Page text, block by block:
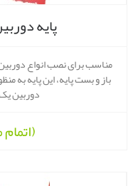
پایه دوربین
مناسب برای نصب انواع
باز و بست پایه، این پایه به
دوربین